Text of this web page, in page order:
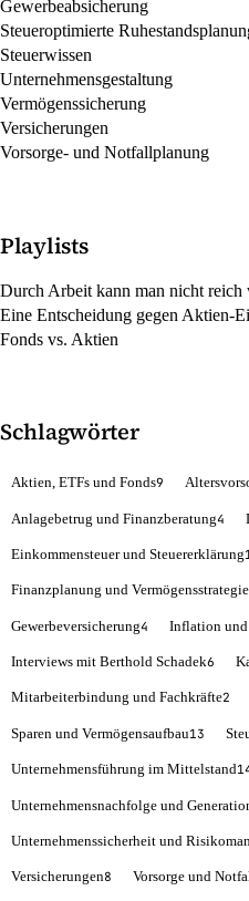
Gewerbeabsicherung
Steueroptimierte
Steuerwissen
Unternehmensgestaltung
Vermögenssicherung
Versicherungen
Vorsorge- und Notfallplanung
Playlists
Durch Arbeit kann man nicht reich
Eine Entscheidung gegen Aktien-
Fonds vs. Aktien
Schlagwörter
Aktien, ETFs und Fonds9
Anlagebetrug und Finanzberatung4
Einkommensteuer und Steuererklärung
Finanzplanung und Vermögensstrategie
Gewerbeversicherung4 Inflation und
Interviews mit Berthold Schadek6
Mitarbeiterbindung und Fachkräfte2
Sparen und Vermögensaufbau13
Unternehmensführung im Mittelstand
Unternehmensnachfolge und
Unternehmenssicherheit und
Versicherungen8 Vorsorge und